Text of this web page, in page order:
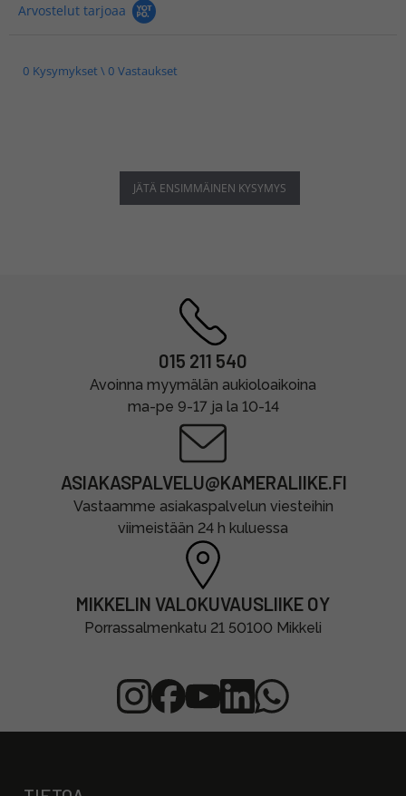
Arvostelut tarjoaa
0 Kysymykset \ 0 Vastaukset
JÄTÄ ENSIMMÄINEN KYSYMYS
015 211 540
Avoinna myymälän aukioloaikoina
ma-pe 9-17 ja la 10-14
ASIAKASPALVELU@KAMERALIIKE.FI
Vastaamme asiakaspalvelun viesteihin
viimeistään 24 h kuluessa
MIKKELIN VALOKUVAUSLIIKE OY
Porrassalmenkatu 21 50100 Mikkeli